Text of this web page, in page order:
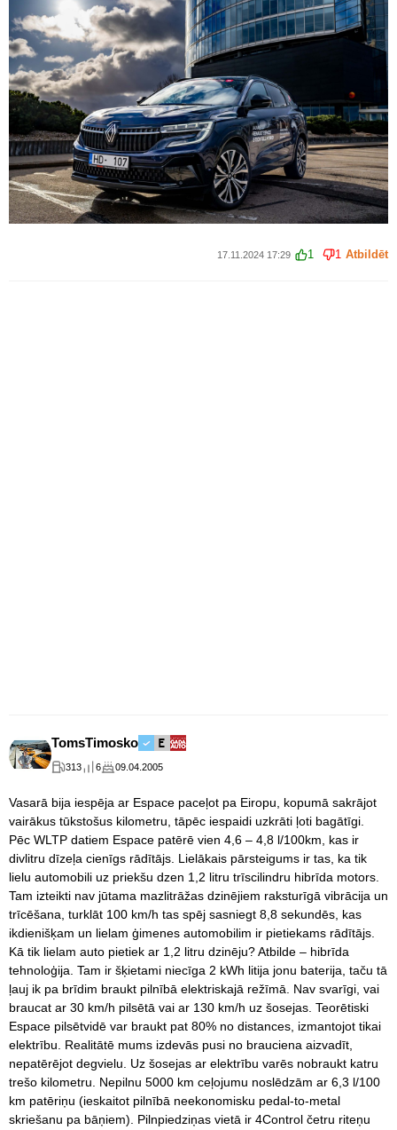
17.11.2024 17:29 1 1 Atbildēt
TomsTimosko
313 6 09.04.2005
Vasarā bija iespēja ar Espace paceļot pa Eiropu, kopumā sakrājot
vairākus tūkstošus kilometru, tāpēc iespaidi uzkrāti ļoti bagātīgi.
Pēc WLTP datiem Espace patērē vien 4,6 – 4,8 l/100km, kas ir
divlitru dīzeļa cienīgs rādītājs. Lielākais pārsteigums ir tas, ka tik
lielu automobili uz priekšu dzen 1,2 litru trīscilindru hibrīda motors.
Tam izteikti nav jūtama mazlitrāžas dzinējiem raksturīgā vibrācija un
trīcēšana, turklāt 100 km/h tas spēj sasniegt 8,8 sekundēs, kas
ikdienišķam un lielam ģimenes automobilim ir pietiekams rādītājs.
Kā tik lielam auto pietiek ar 1,2 litru dzinēju? Atbilde – hibrīda
tehnoloģija. Tam ir šķietami niecīga 2 kWh litija jonu baterija, taču tā
ļauj ik pa brīdim braukt pilnībā elektriskajā režīmā. Nav svarīgi, vai
braucat ar 30 km/h pilsētā vai ar 130 km/h uz šosejas. Teorētiski
Espace pilsētvidē var braukt pat 80% no distances, izmantojot tikai
elektrību. Realitātē mums izdevās pusi no brauciena aizvadīt,
nepatērējot degvielu. Uz šosejas ar elektrību varēs nobraukt katru
trešo kilometru. Nepilnu 5000 km ceļojumu noslēdzām ar 6,3 l/100
km patēriņu (ieskaitot pilnībā neekonomisku pedal-to-metal
skriešanu pa bāņiem). Pilnpiedziņas vietā ir 4Control četru riteņu